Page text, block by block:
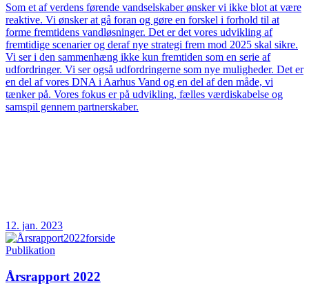
Som et af verdens førende vandselskaber ønsker vi ikke blot at være
reaktive. Vi ønsker at gå foran og gøre en forskel i forhold til at
forme fremtidens vandløsninger. Det er det vores udvikling af
fremtidige scenarier og deraf nye strategi frem mod 2025 skal sikre.
Vi ser i den sammenhæng ikke kun fremtiden som en serie af
udfordringer. Vi ser også udfordringerne som nye muligheder. Det er
en del af vores DNA i Aarhus Vand og en del af den måde, vi
tænker på. Vores fokus er på udvikling, fælles værdiskabelse og
samspil gennem partnerskaber.
12. jan. 2023
Publikation
Årsrapport 2022